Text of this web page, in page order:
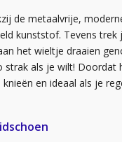
de metaalvrije,
kunststof. Tevens
het wieltje draaien
als je wilt! Doordat
en ideaal als je